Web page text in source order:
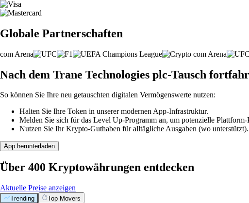
Globale Partnerschaften
Nach dem Trane Technologies plc-Tausch
So können Sie Ihre neu getauschten digitalen Vermögenswerte nutzen:
Halten Sie Ihre Token in unserer modernen App-Infrastruktur.
Melden Sie sich für das Level Up-Programm an, um potenzielle Plattform-
Nutzen Sie Ihr Krypto-Guthaben für alltägliche Ausgaben (wo unterstützt).
App herunterladen
Über 400 Kryptowährungen entdecken
Aktuelle Preise anzeigen
Trending Top Movers